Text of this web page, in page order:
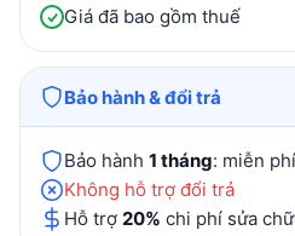
Giá đã bao gồm thuế
Bảo hành & đổi trả
Bảo hành 1 tháng: miễn
Không hỗ trợ đổi trả
Hỗ trợ 20% chi phí sửa